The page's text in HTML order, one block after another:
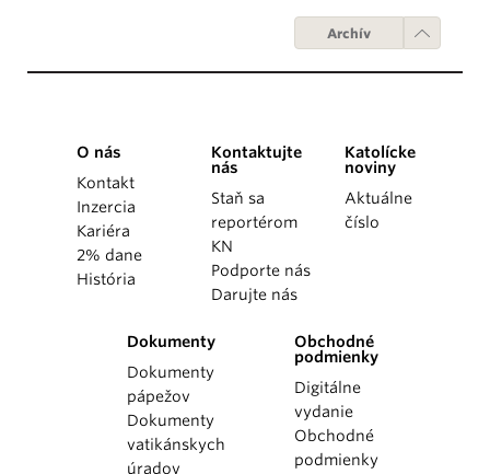
Archív
O nás
Kontakt
Inzercia
Kariéra
2% dane
História
Kontaktujte
nás
Staň sa
reportérom
KN
Podporte nás
Darujte nás
Katolícke
noviny
Aktuálne
číslo
Dokumenty
Dokumenty
pápežov
Dokumenty
vatikánskych
úradov
Obchodné
podmienky
Digitálne
vydanie
Obchodné
podmienky